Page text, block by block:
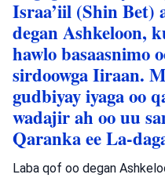
Israa’iil (Shin Bet)
degan Ashkeloon,
hawlo basaasnimo
sirdoowga Iiraan.
gudbiyay iyaga oo
wadajir ah oo uu
Qaranka ee La-
Laba qof oo degan